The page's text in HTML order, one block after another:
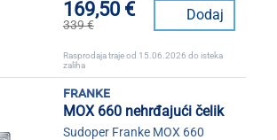
169,50 €
339 €
Dodaj
Rasprodaja traje od 15.06.2026 do isteka
zaliha
franke
MOX 660 nehrđajući čelik
Sudoper Franke MOX 660